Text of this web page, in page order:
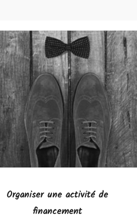
Organiser une activité de
financement